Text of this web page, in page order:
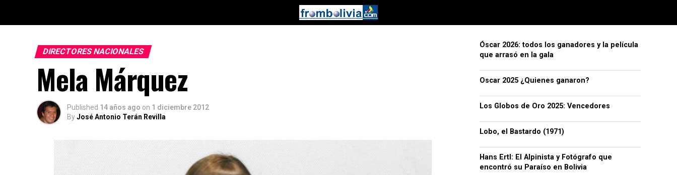
DIRECTORES NACIONALES
Mela Márquez
Published 14 años ago on 1 diciembre 2012
ByJosé Antonio Terán Revilla
Óscar 2026: todos los ganadores y la película
que arrasó en la gala
Oscar 2025 ¿Quienes ganaron?
Los Globos de Oro 2025: Vencedores
Lobo, el Bastardo (1971)
Hans Ertl: El Alpinista y Fotógrafo que
encontró su Paraíso en Bolivia